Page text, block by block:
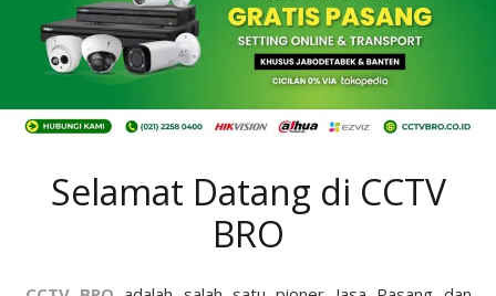
Selamat Datang di CCTV
BRO